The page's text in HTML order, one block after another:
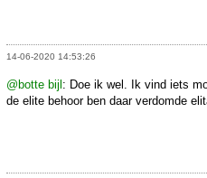
14-06-2020 14:53:26
@botte bijl : Doe ik wel. Ik vind iets
de elite behoor ben daar verdomde